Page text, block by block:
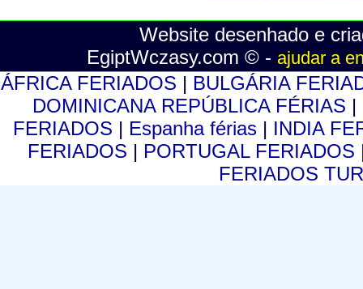
Website desenhado e
EgiptWczasy.com © - ajudar a
ÁFRICA FERIADOS | BULGÁRIA
DOMINICANA REPÚBLICA FÉRIAS |
FERIADOS | Espanha férias | INDIA
FERIADOS | PORTUGAL FERIADOS
FERIADOS